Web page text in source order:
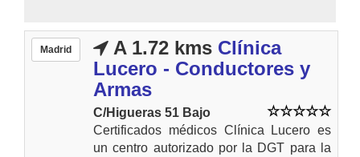
Madrid A 1.72 kms Clínica
Lucero - Conductores y
Armas
C/Higueras 51 Bajo
Certificados médicos Clínica Lucero es
un centro autorizado por la DGT para la